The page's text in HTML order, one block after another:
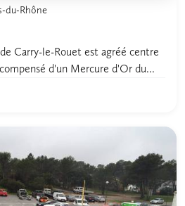
du-Rhône
Carry-le-Rouet est agréé centre
d'un Mercure d'Or du...